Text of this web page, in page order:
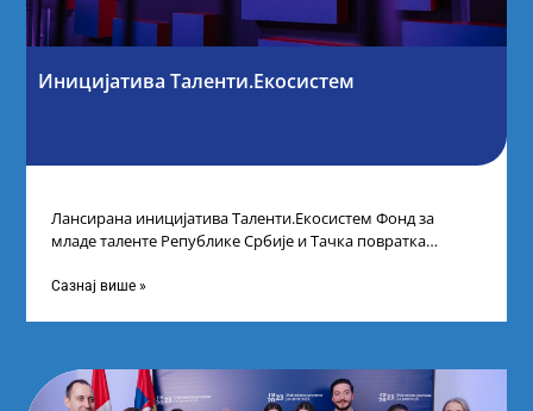
Иницијатива Таленти.Екосистем
Лансирана иницијатива Таленти.Екосистем Фонд за
младе таленте Републике Србије и Тачка повратка
догађају су се
Сазнај више »